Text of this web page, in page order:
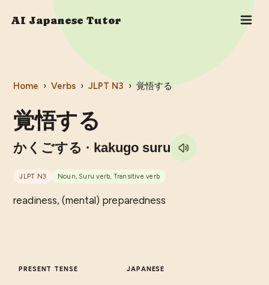
AI Japanese Tutor
Home › Verbs › JLPT N3 › 覚悟する
覚悟する
かくごする · kakugo suru
JLPT N3 Noun, Suru verb, Transitive verb
readiness, (mental) preparedness
PRESENT TENSE JAPANESE